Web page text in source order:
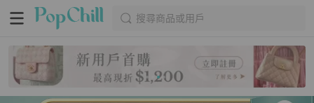
搜尋商品或用戶